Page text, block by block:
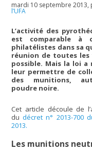
mardi 10 septembre 2013,
l’UFA
L’activité des
est comparable à
philatélistes dans sa
réunion de toutes les
possible. Mais la loi a
leur permettre de
des munitions,
poudre noire.
Cet article découle de
dudécret n° 2013-700
2013.
Les munitions